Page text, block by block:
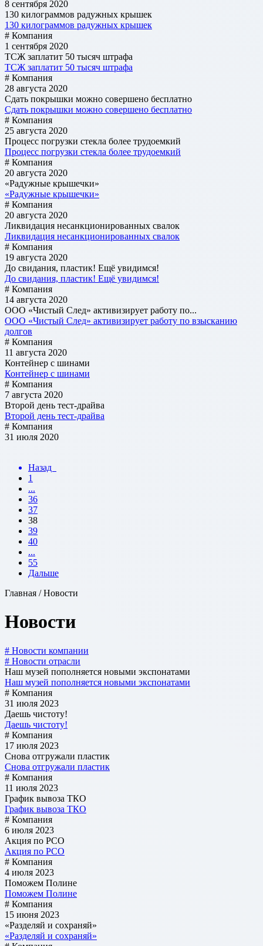
8 сентября 2020
130 килограммов радужных крышек
130 килограммов радужных крышек
# Компания
1 сентября 2020
ТСЖ заплатит 50 тысяч штрафа
ТСЖ заплатит 50 тысяч штрафа
# Компания
28 августа 2020
Cдать покрышки можно совершено бесплатно
Cдать покрышки можно совершено бесплатно
# Компания
25 августа 2020
Процесс погрузки стекла более трудоемкий
Процесс погрузки стекла более трудоемкий
# Компания
20 августа 2020
«Радужные крышечки»
«Радужные крышечки»
# Компания
20 августа 2020
Ликвидация несанкционированных свалок
Ликвидация несанкционированных свалок
# Компания
19 августа 2020
До свидания, пластик! Ещё увидимся!
До свидания, пластик! Ещё увидимся!
# Компания
14 августа 2020
ООО «Чистый След» активизирует работу по...
ООО «Чистый След» активизирует работу по взысканию
долгов
# Компания
11 августа 2020
Контейнер с шинами
Контейнер с шинами
# Компания
7 августа 2020
Второй день тест-драйва
Второй день тест-драйва
# Компания
31 июля 2020
Назад
1
...
36
37
38
39
40
...
55
Дальше
Главная / Новости
Новости
# Новости компании
# Новости отрасли
Наш музей пополняется новыми экспонатами
Наш музей пополняется новыми экспонатами
# Компания
31 июля 2023
Даешь чистоту!
Даешь чистоту!
# Компания
17 июля 2023
Снова отгружали пластик
Снова отгружали пластик
# Компания
11 июля 2023
График вывоза ТКО
График вывоза ТКО
# Компания
6 июля 2023
Акция по РСО
Акция по РСО
# Компания
4 июля 2023
Поможем Полине
Поможем Полине
# Компания
15 июня 2023
«Разделяй и сохраняй»
«Разделяй и сохраняй»